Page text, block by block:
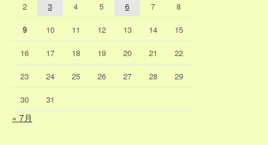
2 3 4 5 6 7 8
9 10 11 12 13 14 15
16 17 18 19 20 21 22
23 24 25 26 27 28 29
30 31
« 7月